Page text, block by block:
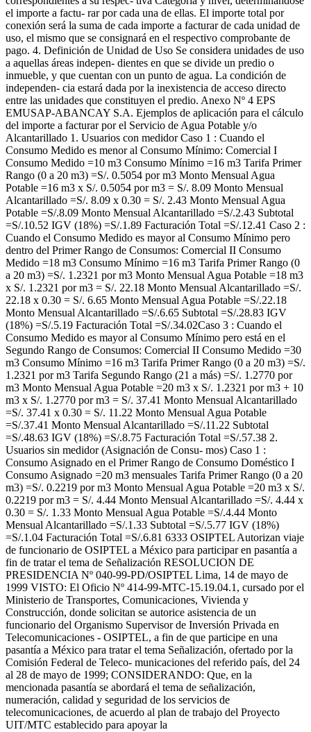
el importe a factu- rar por cada una de ellas. El importe total por
conexión será la suma de cada importe a facturar de cada unidad de
uso, el mismo que se consignará en el respectivo comprobante de
pago. 4. Definición de Unidad de Uso Se considera unidades de uso
a aquellas áreas indepen- dientes en que se divide un predio o
inmueble, y que cuentan con un punto de agua. La condición de
independen- cia estará dada por la inexistencia de acceso directo
entre las unidades que constituyen el predio. Anexo Nº 4 EPS
EMUSAP-ABANCAY S.A. Ejemplos de aplicación para el cálculo
del importe a facturar por el Servicio de Agua Potable y/o
Alcantarillado 1. Usuarios con medidor Caso 1 : Cuando el
Consumo Medido es menor al Consumo Mínimo: Comercial I
Consumo Medido =10 m3 Consumo Mínimo =16 m3 Tarifa Primer
Rango (0 a 20 m3) =S/. 0.5054 por m3 Monto Mensual Agua
Potable =16 m3 x S/. 0.5054 por m3 = S/. 8.09 Monto Mensual
Alcantarillado =S/. 8.09 x 0.30 = S/. 2.43 Monto Mensual Agua
Potable =S/.8.09 Monto Mensual Alcantarillado =S/.2.43 Subtotal
=S/.10.52 IGV (18%) =S/.1.89 Facturación Total =S/.12.41 Caso 2 :
Cuando el Consumo Medido es mayor al Consumo Mínimo pero
dentro del Primer Rango de Consumos: Comercial II Consumo
Medido =18 m3 Consumo Mínimo =16 m3 Tarifa Primer Rango (0
a 20 m3) =S/. 1.2321 por m3 Monto Mensual Agua Potable =18 m3
x S/. 1.2321 por m3 = S/. 22.18 Monto Mensual Alcantarillado =S/.
22.18 x 0.30 = S/. 6.65 Monto Mensual Agua Potable =S/.22.18
Monto Mensual Alcantarillado =S/.6.65 Subtotal =S/.28.83 IGV
(18%) =S/.5.19 Facturación Total =S/.34.02Caso 3 : Cuando el
Consumo Medido es mayor al Consumo Mínimo pero está en el
Segundo Rango de Consumos: Comercial II Consumo Medido =30
m3 Consumo Mínimo =16 m3 Tarifa Primer Rango (0 a 20 m3) =S/.
1.2321 por m3 Tarifa Segundo Rango (21 a más) =S/. 1.2770 por
m3 Monto Mensual Agua Potable =20 m3 x S/. 1.2321 por m3 + 10
m3 x S/. 1.2770 por m3 = S/. 37.41 Monto Mensual Alcantarillado
=S/. 37.41 x 0.30 = S/. 11.22 Monto Mensual Agua Potable
=S/.37.41 Monto Mensual Alcantarillado =S/.11.22 Subtotal
=S/.48.63 IGV (18%) =S/.8.75 Facturación Total =S/.57.38 2.
Usuarios sin medidor (Asignación de Consu- mos) Caso 1 :
Consumo Asignado en el Primer Rango de Consumo Doméstico I
Consumo Asignado =20 m3 mensuales Tarifa Primer Rango (0 a 20
m3) =S/. 0.2219 por m3 Monto Mensual Agua Potable =20 m3 x S/.
0.2219 por m3 = S/. 4.44 Monto Mensual Alcantarillado =S/. 4.44 x
0.30 = S/. 1.33 Monto Mensual Agua Potable =S/.4.44 Monto
Mensual Alcantarillado =S/.1.33 Subtotal =S/.5.77 IGV (18%)
=S/.1.04 Facturación Total =S/.6.81 6333 OSIPTEL Autorizan viaje
de funcionario de OSIPTEL a México para participar en pasantía a
fin de tratar el tema de Señalización RESOLUCION DE
PRESIDENCIA Nº 040-99-PD/OSIPTEL Lima, 14 de mayo de
1999 VISTO: El Oficio Nº 414-99-MTC-15.19.04.1, cursado por el
Ministerio de Transportes, Comunicaciones, Vivienda y
Construcción, donde solicitan se autorice asistencia de un
funcionario del Organismo Supervisor de Inversión Privada en
Telecomunicaciones - OSIPTEL, a fin de que participe en una
pasantía a México para tratar el tema Señalización, ofertado por la
Comisión Federal de Teleco- municaciones del referido país, del 24
al 28 de mayo de 1999; CONSIDERANDO: Que, en la
mencionada pasantía se abordará el tema de señalización,
numeración, calidad y seguridad de los servicios de
telecomunicaciones, de acuerdo al plan de trabajo del Proyecto
UIT/MTC establecido para apoyar la